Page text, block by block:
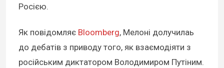
Росією.
Як повідомляє Bloomberg, Мелоні долучилаь
до дебатів з приводу того, як взаємодіяти з
російським диктатором Володимиром Путіним.